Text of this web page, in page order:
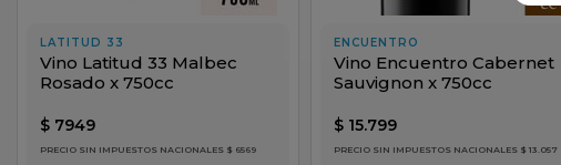
LATITUD 33
Vino Latitud 33 Malbec
Rosado x 750cc
$ 7949
PRECIO SIN IMPUESTOS NACIONALES $ 6569
ENCUENTRO
Vino Encuentro Cabernet
Sauvignon x 750cc
$ 15.799
PRECIO SIN IMPUESTOS NACIONALES $ 13.057